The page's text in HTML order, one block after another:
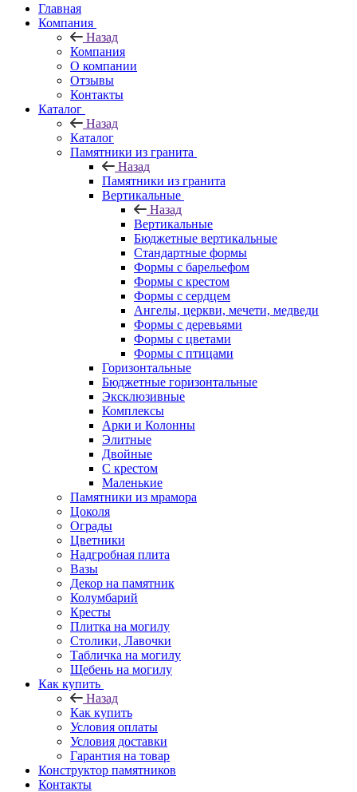
Главная
Компания
Назад
Компания
О компании
Отзывы
Контакты
Каталог
Назад
Каталог
Памятники из гранита
Назад
Памятники из гранита
Вертикальные
Назад
Вертикальные
Бюджетные вертикальные
Стандартные формы
Формы с барельефом
Формы с крестом
Формы с сердцем
Ангелы, церкви, мечети, медведи
Формы с деревьями
Формы с цветами
Формы с птицами
Горизонтальные
Бюджетные горизонтальные
Эксклюзивные
Комплексы
Арки и Колонны
Элитные
Двойные
С крестом
Маленькие
Памятники из мрамора
Цоколя
Ограды
Цветники
Надгробная плита
Вазы
Декор на памятник
Колумбарий
Кресты
Плитка на могилу
Столики, Лавочки
Табличка на могилу
Щебень на могилу
Как купить
Назад
Как купить
Условия оплаты
Условия доставки
Гарантия на товар
Конструктор памятников
Контакты